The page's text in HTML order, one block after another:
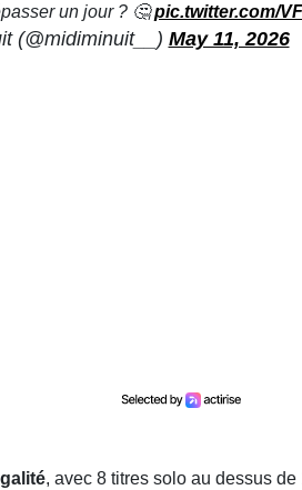
un jour ? 🤔pic.twitter.com/
(@midiminuit__) May 11, 2026
, avec 8 titres solo au dessus